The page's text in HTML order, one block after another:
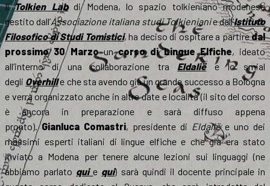
IlTolkien Labdi Modena, lo spazio tolkieniano modenese
gestito dall’Associazione italiana studi Tolkienianie dall’Istituto
Filosofico di Studi Tomistici, ha deciso di ospitare a partiredal
prossimo 30 Marzouncorso di Lingue Elfiche, ideato
all’interno di una collaborazione tra Eldaliëe lo smial
degli Overhille che sta avendo già un grande successo a Bologna
e verrà organizzato anche in altre date e località (il sito del corso
è ancora in preparazione e sarà diffuso appena
pronto).Gianluca Comastri, presidente di Eldaliëe uno dei
massimi esperti italiani di lingue elfiche e che già era stato
inviato a Modena per tenere alcune lezioni sui linguaggi (ne
abbiamo parlato quie qui) sarà quindi il docente principale in